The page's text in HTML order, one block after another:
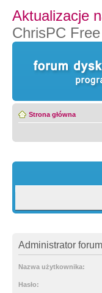
Aktualizacje
ChrisPC
Strona główna
Administrator
Nazwa użytkownika:
Hasło: